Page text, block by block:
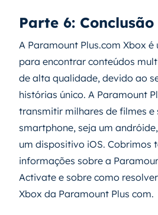
Parte 6: Conclusão
A Paramount Plus.com Xbox é
para encontrar conteúdos
de alta qualidade, devido ao
histórias único. A Paramount
transmitir milhares de filmes e
smartphone, seja um
um dispositivo iOS. Cobrimos
informações sobre a
Activate e sobre como
Xbox da Paramount Plus com.